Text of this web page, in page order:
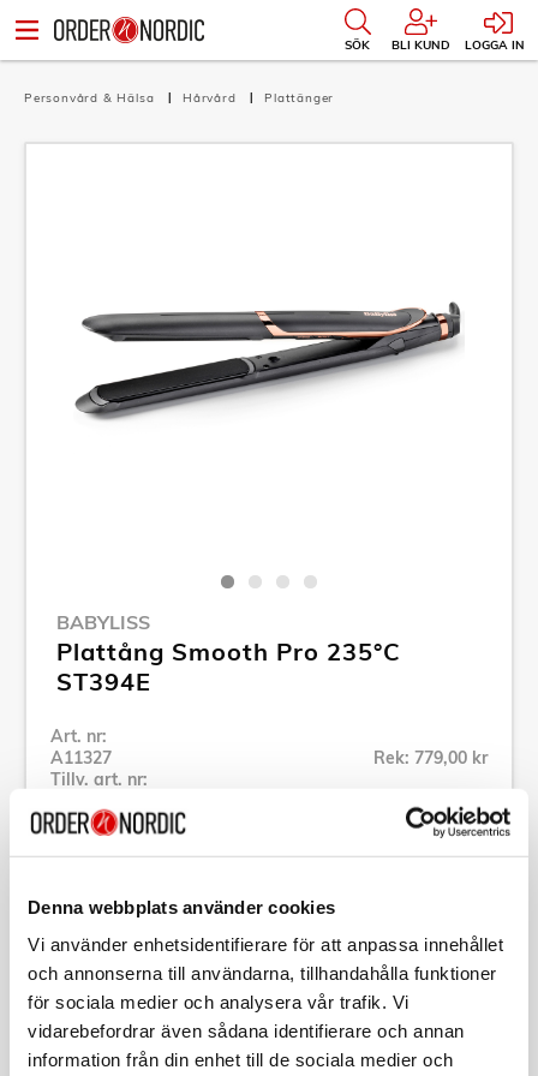
Denna webbplats använder cookies
Vi använder enhetsidentifierare för att anpassa innehållet
och annonserna till användarna, tillhandahålla funktioner
för sociala medier och analysera vår trafik. Vi
vidarebefordrar även sådana identifierare och annan
information från din enhet till de sociala medier och
SÖK BLI KUND LOGGA IN
Personvård & Hälsa Hårvård Plattänger
BABYLISS
Plattång Smooth Pro 235°C
ST394E
Art. nr:
A11327
Tillv. art. nr:
Rek: 779,00 kr
Se alla produkter inom Babyliss
Beskrivning
Art. nr:A11327